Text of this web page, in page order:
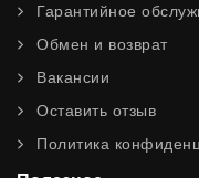
Гарантийное
Обмен и возврат
Вакансии
Оставить отзыв
Политика